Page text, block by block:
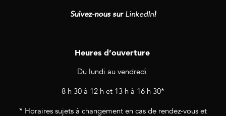
Suivez-nous sur LinkedIn!
Heures d’ouverture
Du lundi au vendredi
8 h 30 à 12 h et 13 h à 16 h 30*
* Horaires sujets à changement en cas de rendez-vous et